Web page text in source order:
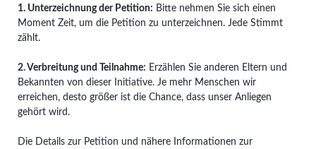
1. Unterzeichnung der Petition: Bitte nehmen Sie sich einen
Moment Zeit, um die Petition zu unterzeichnen. Jede Stimmt
zählt.
2. Verbreitung und Teilnahme: Erzählen Sie anderen Eltern und
Bekannten von dieser Initiative. Je mehr Menschen wir
erreichen, desto größer ist die Chance, dass unser Anliegen
gehört wird.
Die Details zur Petition und nähere Informationen zur